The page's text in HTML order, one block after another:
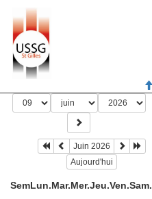
Juin 2026
Aujourd'hui
SemLun.Mar.Mer.Jeu.Ven.Sam.